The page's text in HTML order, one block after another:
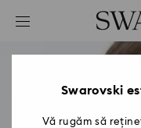
Accesskeys list
2 - SubsolSwarovski
Vă rugăm să